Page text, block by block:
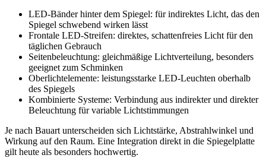
LED-Bänder hinter dem Spiegel: für indirektes Licht, das den
Spiegel schwebend wirken lässt
Frontale LED-Streifen: direktes, schattenfreies Licht für den
täglichen Gebrauch
Seitenbeleuchtung: gleichmäßige Lichtverteilung, besonders
geeignet zum Schminken
Oberlichtelemente: leistungsstarke LED-Leuchten oberhalb
des Spiegels
Kombinierte Systeme: Verbindung aus indirekter und direkter
Beleuchtung für variable Lichtstimmungen
Je nach Bauart unterscheiden sich Lichtstärke, Abstrahlwinkel und
Wirkung auf den Raum. Eine Integration direkt in die Spiegelplatte
gilt heute als besonders hochwertig.